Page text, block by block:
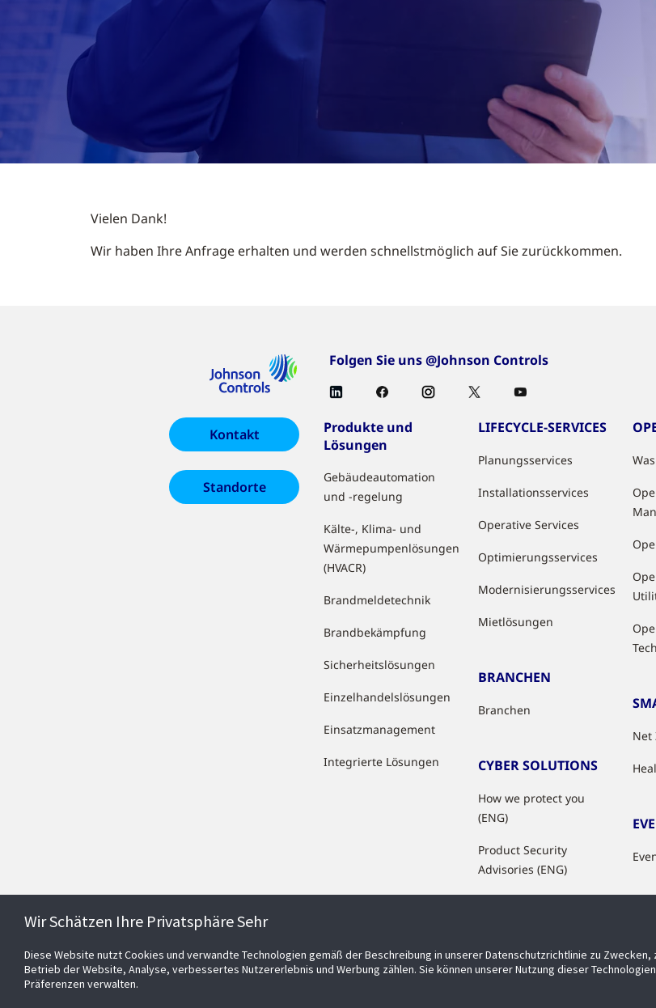
Vielen Dank!
Wir haben Ihre Anfrage erhalten und werden schnellstmöglich auf Sie zurückkommen.
Folgen Sie uns @Johnson Controls
Kontakt
Standorte
Produkte und
Lösungen
Gebäudeautomation
und -regelung
Kälte-, Klima- und
Wärmepumpenlösungen
(HVACR)
Brandmeldetechnik
Brandbekämpfung
Sicherheitslösungen
Einzelhandelslösungen
Einsatzmanagement
Integrierte Lösungen
LIFECYCLE-SERVICES
Planungsservices
Installationsservices
Operative Services
Optimierungsservices
Modernisierungsservices
Mietlösungen
BRANCHEN
Branchen
CYBER SOLUTIONS
How we protect you
(ENG)
Product Security
Advisories (ENG)
Net
Wir Schätzen Ihre Privatsphäre Sehr
Diese Website nutzt Cookies und verwandte Technologien gemäß der Beschreibung in unserer Datenschutzrichtlinie zu
Betrieb der Website, Analyse, verbessertes Nutzererlebnis und Werbung zählen. Sie können unserer Nutzung dieser
Präferenzen verwalten.